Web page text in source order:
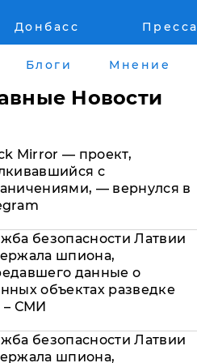
Донбасс Пресса
Пресс-релизы
Блоги Мнение
Новости
Mirror — проект,
с
— вернулся в
безопасности Латвии
шпиона,
данные о
объектах разведке
– СМИ
безопасности Латвии
шпиона,